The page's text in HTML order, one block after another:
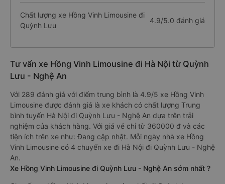
Chất lượng xe Hồng Vinh Limousine đi
Quỳnh Lưu
4.9/5.0 đánh giá
Tư vấn xe Hồng Vinh Limousine đi Hà Nội từ Quỳnh
Lưu - Nghệ An
Với 289 đánh giá với điểm trung bình là 4.9/5 xe Hồng Vinh
Limousine được đánh giá là xe khách có chất lượng Trung
bình tuyến Hà Nội đi Quỳnh Lưu - Nghệ An dựa trên trải
nghiệm của khách hàng. Với giá vé chỉ từ 360000 đ và các
tiện ích trên xe như: Đang cập nhật. Mỗi ngày nhà xe Hồng
Vinh Limousine có 4 chuyến xe đi Hà Nội đi Quỳnh Lưu - Nghệ
An.
Xe Hồng Vinh Limousine đi Quỳnh Lưu - Nghệ An sớm nhất ?